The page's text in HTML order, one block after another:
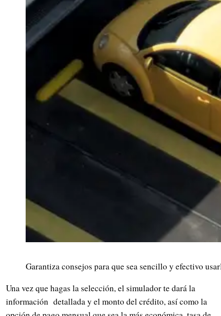
Garantiza consejos para que sea sencillo y efectivo
Una vez que hagas la selección, el simulador te dará la
información detallada y el monto del crédito, así como la